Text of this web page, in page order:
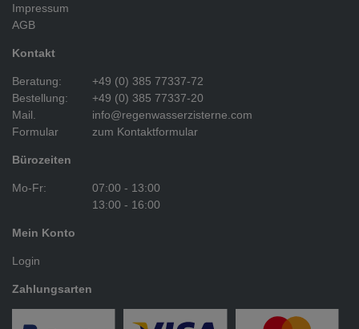
Impressum
AGB
Kontakt
Beratung:
+49 (0) 385 77337-72
Bestellung:
+49 (0) 385 77337-20
Mail.
info@regenwasserzisterne.com
Formular
zum Kontaktformular
Bürozeiten
Mo-Fr:
07:00 - 13:00
13:00 - 16:00
Mein Konto
Login
Zahlungsarten